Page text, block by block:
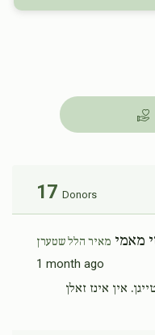
17 Donors
מאמי מאיר הלל שטערן
1 month ago
אין אינז זאלן